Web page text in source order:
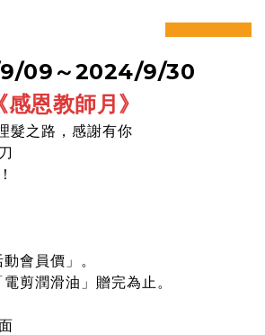
prev next
09～2024/9/30
感恩教師月 》
髮之路，感謝有你
會員價」。
剪潤滑油」贈完為止。